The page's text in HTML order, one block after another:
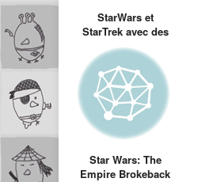
StarWars et
StarTrek avec des
génériques façon
séries des années
80’s
Star Wars: The
Empire Brokeback